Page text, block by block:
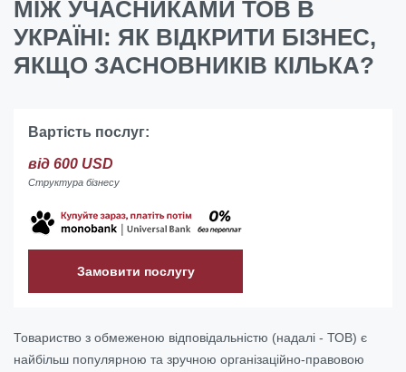
МІЖ УЧАСНИКАМИ ТОВ В
УКРАЇНІ: ЯК ВІДКРИТИ БІЗНЕС,
ЯКЩО ЗАСНОВНИКІВ КІЛЬКА?
Вартість послуг:
від 600 USD
Структура бізнесу
Замовити послугу
Товариство з обмеженою відповідальністю (надалі - ТОВ) є
найбільш популярною та зручною організаційно-правовою